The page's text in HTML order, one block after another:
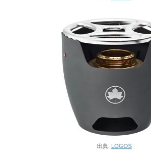
出典: LOGOS